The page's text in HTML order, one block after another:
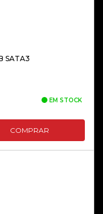
SATA3
EM STOCK
COMPRAR